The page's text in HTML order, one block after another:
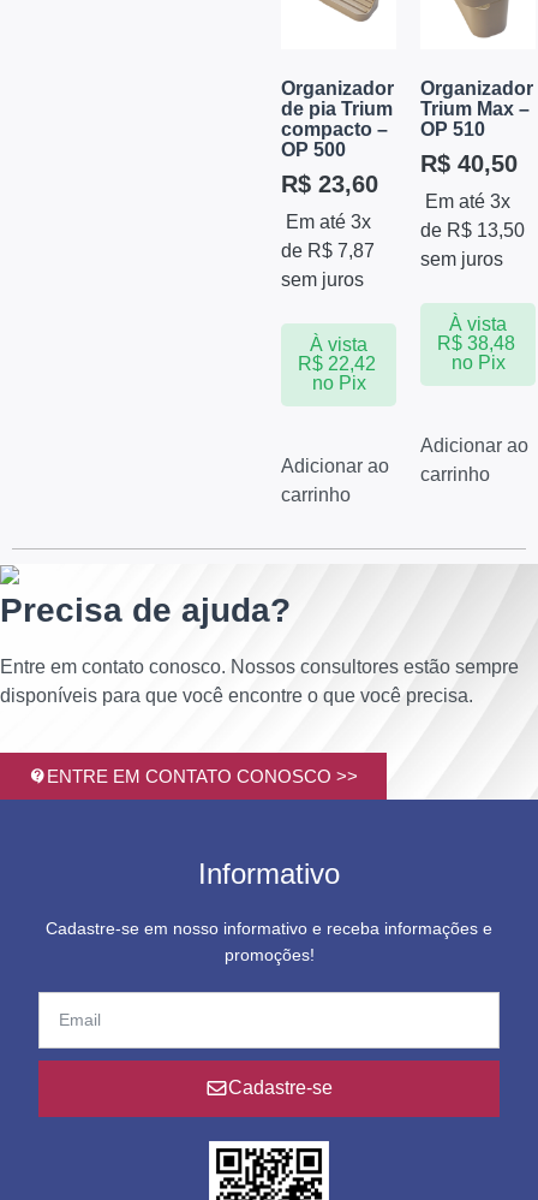
Organizador
de pia Trium
compacto –
OP 500
R$ 23,60
Em até 3x
de R$ 7,87
sem juros
À vista
R$22,42
no Pix
Adicionar ao
carrinho
Organizador
Trium Max –
OP 510
R$ 40,50
Em até 3x
de R$ 13,50
sem juros
À vista
R$38,48
no Pix
Adicionar ao
carrinho
Precisa de ajuda?
Entre em contato conosco. Nossos consultores estão sempre
disponíveis para que você encontre o que você precisa.
ENTRE EM CONTATO CONOSCO >>
Informativo
Cadastre-se em nosso informativo e receba informações e
promoções!
Cadastre-se